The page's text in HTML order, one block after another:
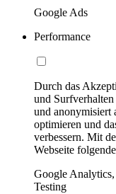
Google Ads
Performance
Durch das
und
und anonymisiert
optimieren und
verbessern. Mit
Webseite
Google
Testing